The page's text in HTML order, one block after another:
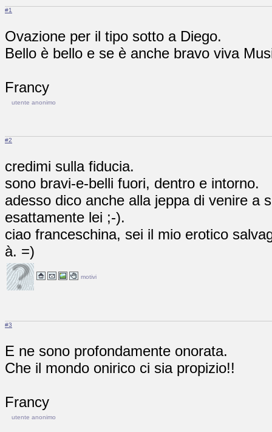
#1
Ovazione per il tipo sotto a Diego.
Bello è bello e se è anche bravo viva
Francy
utente anonimo
#2
credimi sulla fiducia.
sono bravi-e-belli fuori, dentro e intorno.
adesso dico anche alla jeppa di venire a
esattamente lei ;-).
ciao franceschina, sei il mio erotico
à. =)
motivi
#3
E ne sono profondamente onorata.
Che il mondo onirico ci sia propizio!!
Francy
utente anonimo